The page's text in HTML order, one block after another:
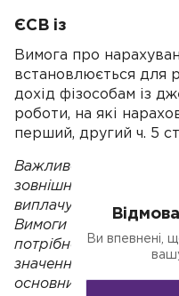
ЄСВ із МЗП
Вимога про
встановлюється для
дохід фізособам із
роботи, на які
перший, другий ч. 5
Важливо знати! Якщо
зовнішнім
виплачувати з
Вимоги про сплату
потрібно. При цьому
значення, нараховано
основним місцем
Ви впевнені,